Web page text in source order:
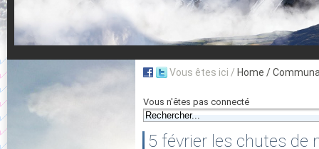
Vous êtes ici / Home /
Vous n'êtes pas connecté
5 février les chutes de